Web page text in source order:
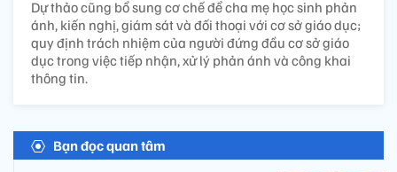
Dự thảo cũng bổ sung cơ chế để cha mẹ học sinh phản
ánh, kiến nghị, giám sát và đối thoại với cơ sở giáo dục;
quy định trách nhiệm của người đứng đầu cơ sở giáo
dục trong việc tiếp nhận, xử lý phản ánh và công khai
thông tin.
Bạn đọc quan tâm